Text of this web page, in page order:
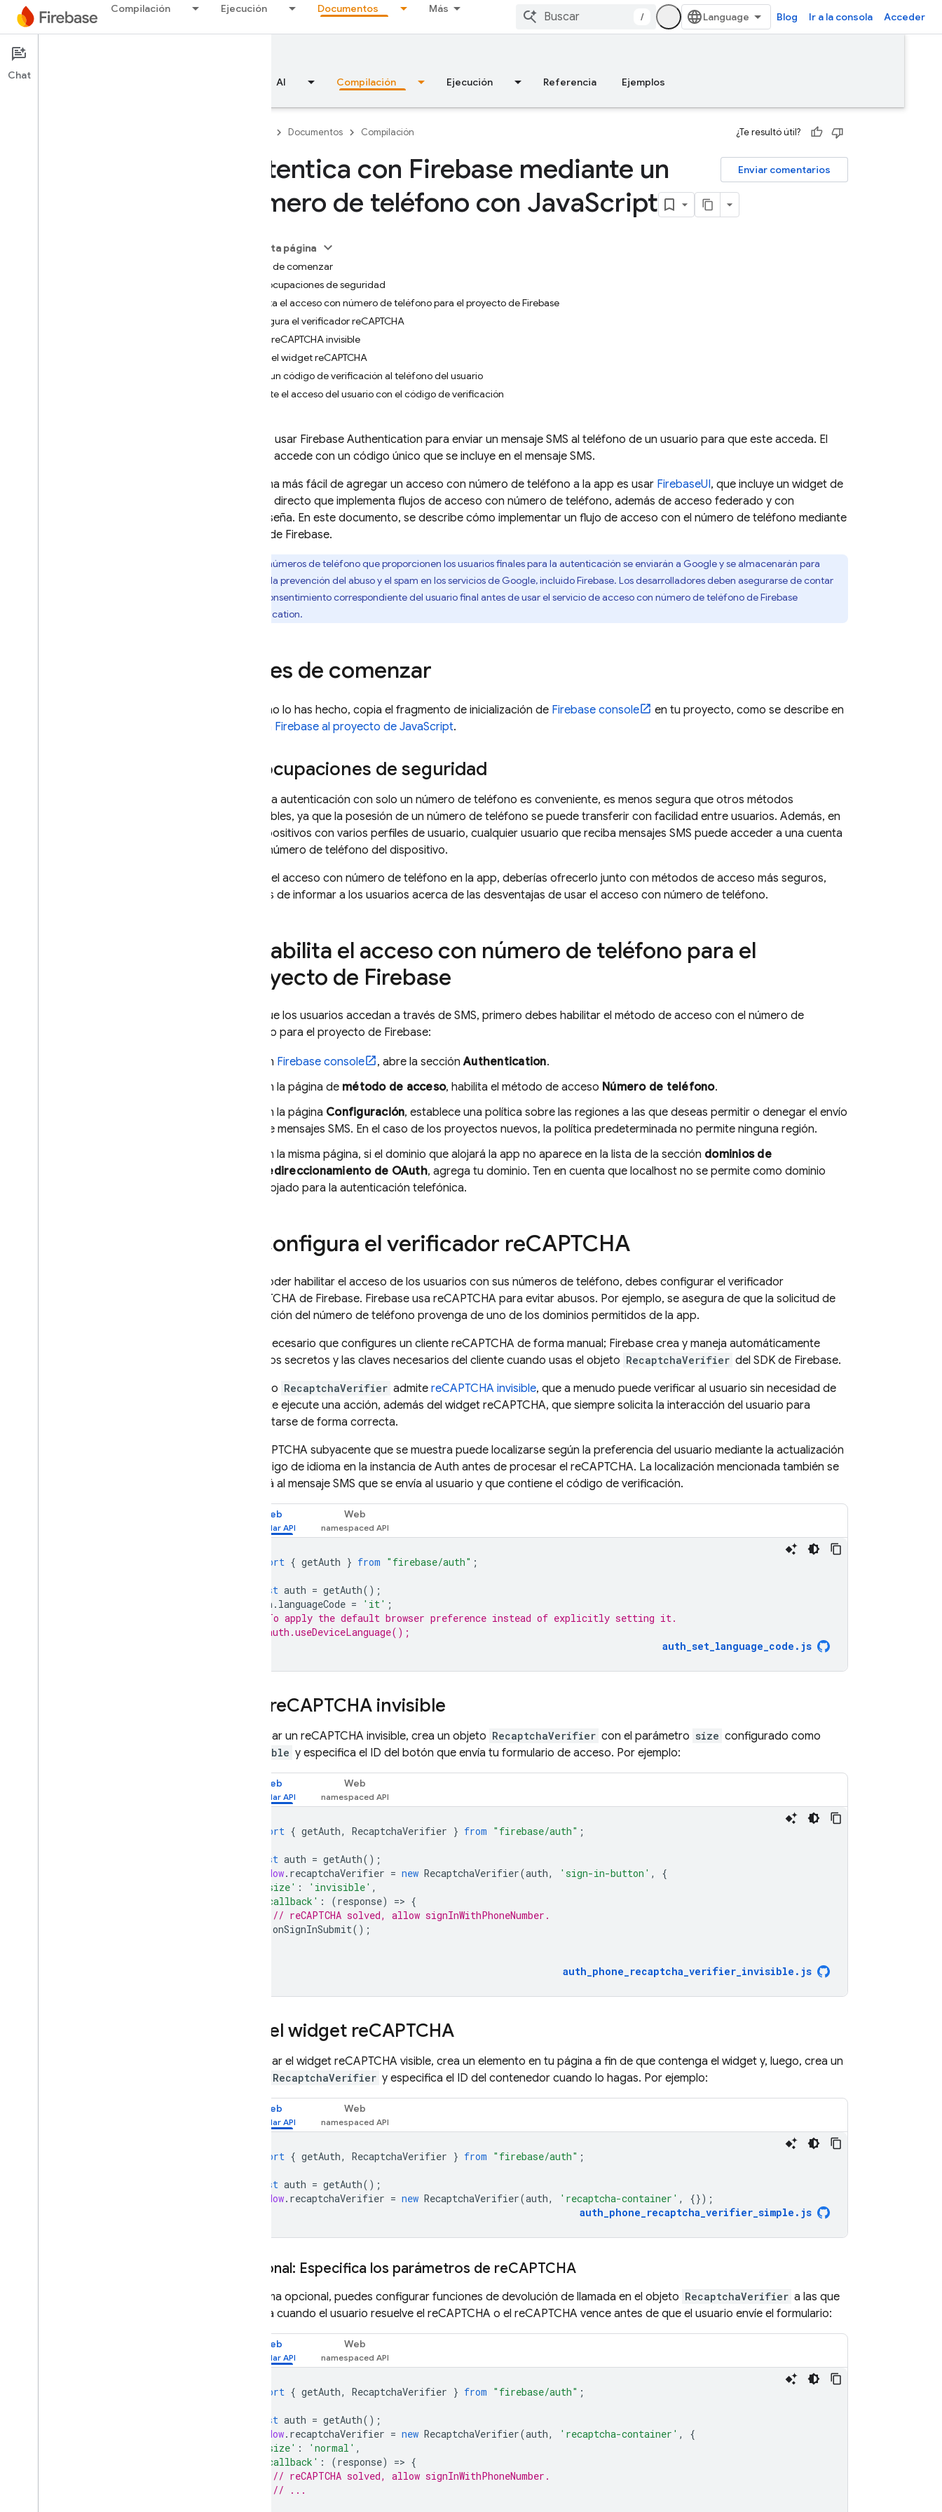
Compilación Ejecución Documentos Más
/ Blog Ir a la consola Acceder
Documentación
Descripción general AI Compilación Ejecución Referencia Ejemplos
Documentos Compilación ¿Te resultó útil?
Enviar comentarios
Autentica con Firebase mediante un
número de teléfono con JavaScript
En esta página
Antes de comenzar
Preocupaciones de seguridad
Habilita el acceso con número de teléfono para el proyecto de Firebase
Configura el verificador reCAPTCHA
Usa reCAPTCHA invisible
Usa el widget reCAPTCHA
Envía un código de verificación al teléfono del usuario
Permite el acceso del usuario con el código de verificación
Puedes usar Firebase Authentication para enviar un mensaje SMS al teléfono de un usuario para que este acceda. El
usuario accede con un código único que se incluye en el mensaje SMS.
La forma más fácil de agregar un acceso con número de teléfono a la app es usar FirebaseUI, que incluye un widget de
acceso directo que implementa flujos de acceso con número de teléfono, además de acceso federado y con
contraseña. En este documento, se describe cómo implementar un flujo de acceso con el número de teléfono mediante
el SDK de Firebase.
Los números de teléfono que proporcionen los usuarios finales para la autenticación se enviarán a Google y se almacenarán para
mejorar la prevención del abuso y el spam en los servicios de Google, incluido Firebase. Los desarrolladores deben asegurarse de contar
con el consentimiento correspondiente del usuario final antes de usar el servicio de acceso con número de teléfono deFirebase
Authentication.
Antes de comenzar
Si aún no lo has hecho, copia el fragmento de inicialización de Firebase console
en tu proyecto, como se describe en
Agrega Firebase al proyecto de JavaScript.
Preocupaciones de seguridad
Si bien la autenticación con solo un número de teléfono es conveniente, es menos segura que otros métodos
disponibles, ya que la posesión de un número de teléfono se puede transferir con facilidad entre usuarios. Además, en
los dispositivos con varios perfiles de usuario, cualquier usuario que reciba mensajes SMS puede acceder a una cuenta
con el número de teléfono del dispositivo.
Si usas el acceso con número de teléfono en la app, deberías ofrecerlo junto con métodos de acceso más seguros,
además de informar a los usuarios acerca de las desventajas de usar el acceso con número de teléfono.
Habilita el acceso con número de teléfono para el
proyecto de Firebase
Para que los usuarios accedan a través de SMS, primero debes habilitar el método de acceso con el número de
teléfono para el proyecto de Firebase:
En Firebase console , abre la secciónAuthentication.
En la página de método de acceso, habilita el método de acceso Número de teléfono.
En la página Configuración, establece una política sobre las regiones a las que deseas permitir o denegar el envío
de mensajes SMS. En el caso de los proyectos nuevos, la política predeterminada no permite ninguna región.
En la misma página, si el dominio que alojará la app no aparece en la lista de la sección dominios de
redireccionamiento de OAuth, agrega tu dominio. Ten en cuenta que localhost no se permite como dominio
alojado para la autenticación telefónica.
Configura el verificador reCAPTCHA
Para poder habilitar el acceso de los usuarios con sus números de teléfono, debes configurar el verificador
reCAPTCHA de Firebase. Firebase usa reCAPTCHA para evitar abusos. Por ejemplo, se asegura de que la solicitud de
verificación del número de teléfono provenga de uno de los dominios permitidos de la app.
No es necesario que configures un cliente reCAPTCHA de forma manual; Firebase crea y maneja automáticamente
todos los secretos y las claves necesarios del cliente cuando usas el objeto RecaptchaVerifier del SDK de Firebase.
El objeto RecaptchaVerifier admite reCAPTCHA invisible, que a menudo puede verificar al usuario sin necesidad de
que este ejecute una acción, además del widget reCAPTCHA, que siempre solicita la interacción del usuario para
completarse de forma correcta.
El reCAPTCHA subyacente que se muestra puede localizarse según la preferencia del usuario mediante la actualización
del código de idioma en la instancia de Auth antes de procesar el reCAPTCHA. La localización mencionada también se
aplicará al mensaje SMS que se envía al usuario y que contiene el código de verificación.
Web Web
import { getAuth } from "firebase/auth" ;
const auth = getAuth();
auth . languageCode = 'it' ;
// To apply the default browser preference instead of explicitly setting it.
// auth.useDeviceLanguage();
auth_set_language_code.js
Usa reCAPTCHA invisible
Para usar un reCAPTCHA invisible, crea un objeto RecaptchaVerifier con el parámetro size configurado como
invisible y especifica el ID del botón que envía tu formulario de acceso. Por ejemplo:
Web Web
import { getAuth, RecaptchaVerifier } from "firebase/auth" ;
const auth = getAuth();
window. recaptchaVerifier = new RecaptchaVerifier(auth, 'sign-in-button' ,
{
'size' : 'invisible' ,
'callback' : (response) => {
// reCAPTCHA solved, allow signInWithPhoneNumber.
onSignInSubmit();
auth_phone_recaptcha_verifier_invisible . js
Usa el widget reCAPTCHA
Para usar el widget reCAPTCHA visible, crea un elemento en tu página a fin de que contenga el widget y, luego, crea un
RecaptchaVerifier y especifica el ID del contenedor cuando lo hagas. Por ejemplo:
Web Web
import { getAuth, RecaptchaVerifier } from "firebase/auth" ;
const auth = getAuth();
window. recaptchaVerifier = new RecaptchaVerifier(auth, 'recaptcha-container' ,
{});
auth_phone_recaptcha_verifier_simple . js
Opcional: Especifica los parámetros de reCAPTCHA
De forma opcional, puedes configurar funciones de devolución de llamada en el objeto RecaptchaVerifier a las que
se llama cuando el usuario resuelve el reCAPTCHA o el reCAPTCHA vence antes de que el usuario envíe el formulario:
Web Web
import { getAuth, RecaptchaVerifier } from "firebase/auth" ;
const auth = getAuth();
window. recaptchaVerifier = new RecaptchaVerifier(auth, 'recaptcha-container' ,
{
'size' : 'normal' ,
'callback' : (response) => {
// reCAPTCHA solved, allow signInWithPhoneNumber.
// ...
Chat